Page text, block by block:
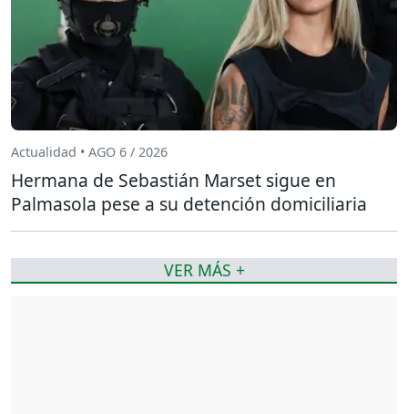
Actualidad • AGO 6 / 2026
Hermana de Sebastián Marset sigue en
Palmasola pese a su detención domiciliaria
VER MÁS +